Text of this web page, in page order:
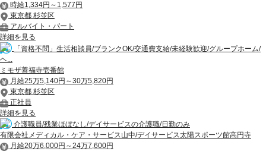
時給1,334円～1,577円
東京都 杉並区
アルバイト・パート
詳細を見る
「資格不問」生活相談員/ブランクOK/交通費支給/未経験歓迎/グループホーム/
ヘ...
ミモザ善福寺壱番館
月給25万5,140円～30万5,820円
東京都 杉並区
正社員
詳細を見る
介護職員/残業ほぼなし/デイサービスの介護職/日勤のみ
有限会社メディカル・ケア・サービス山中/デイサービス太陽スポーツ館高円寺
月給20万6,000円～24万7,600円